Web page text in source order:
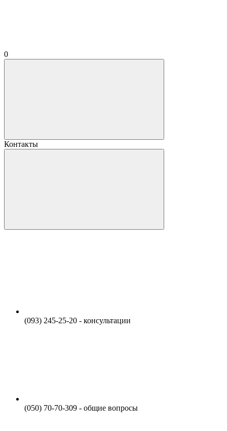
0
Контакты
(093) 245-25-20 - консультации
(050) 70-70-309 - общие вопросы